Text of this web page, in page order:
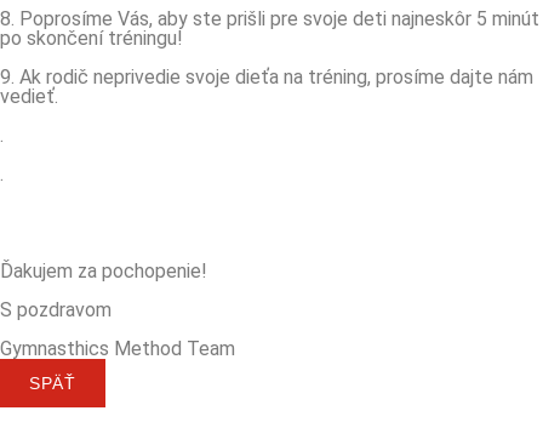
8. Poprosíme Vás, aby ste prišli pre svoje deti najneskôr 5 minút
po skončení tréningu!
9. Ak rodič neprivedie svoje dieťa na tréning, prosíme dajte nám
vedieť.
Ďakujem za pochopenie!
S pozdravom
Gymnasthics Method Team
SPÄŤ